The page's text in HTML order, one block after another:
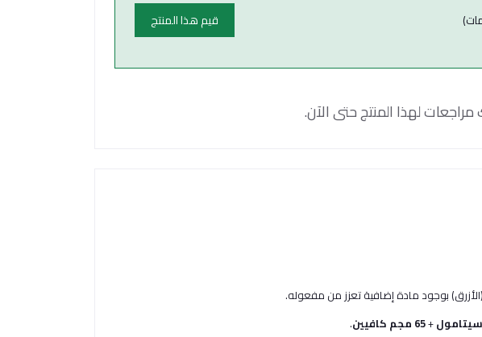
قيم هذا المنتج
لهذا المنتج حتى الآن.
بوجود مادة إضافية تعزز من مفعوله.
+65 مجم كافيين
.